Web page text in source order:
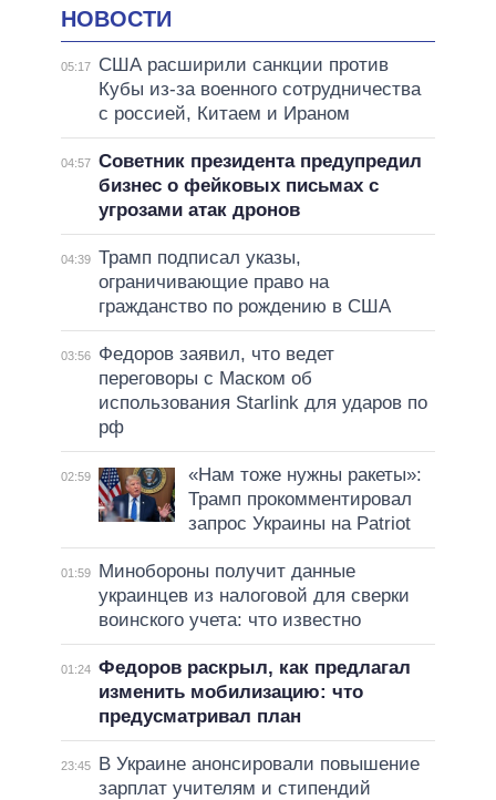
НОВОСТИ
05:17
США расширили санкции против
Кубы из-за военного сотрудничества
с россией, Китаем и Ираном
04:57 Советник президента предупредил
бизнес о фейковых письмах с
угрозами атак дронов
04:39 Трамп подписал указы,
ограничивающие право на
гражданство по рождению в США
03:56
Федоров заявил, что ведет
переговоры с Маском об
использования Starlink для ударов по
рф
02:59
«Нам тоже нужны ракеты»:
Трамп прокомментировал
запрос Украины на Patriot
01:59
Минобороны получит данные
украинцев из налоговой для сверки
воинского учета: что известно
01:24 Федоров раскрыл, как предлагал
изменить мобилизацию: что
предусматривал план
23:45
В Украине анонсировали повышение
зарплат учителям и стипендий